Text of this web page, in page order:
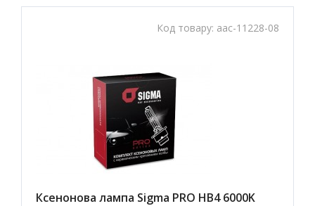
Код товару: aac-11228-08
Ксенонова лампа Sigma PRO HB4 6000K